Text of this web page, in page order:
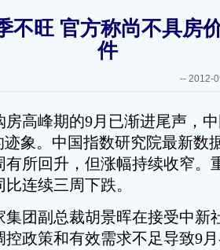
不旺 官方称尚不具房
件
-- 2012-
峰期的9月已渐进尾声，中
迹象。中国指数研究院最新数
有所回升，但涨幅持续收窄。
连续三周下跌。
副总裁胡景晖在接受中新
控政策和有效需求不足导致9